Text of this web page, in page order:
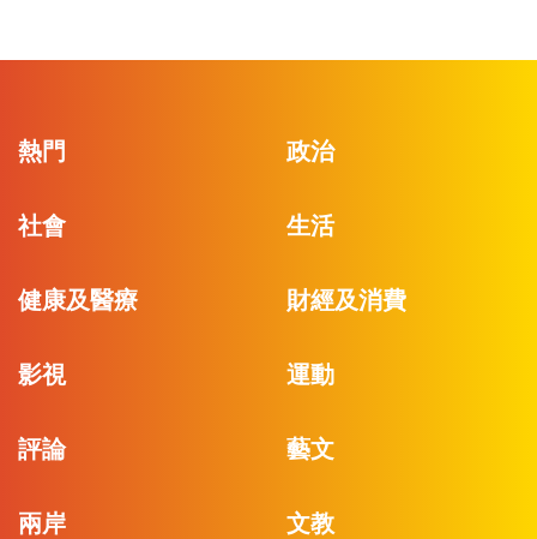
熱門 政治
社會 生活
健康及醫療 財經及消費
影視 運動
評論 藝文
兩岸 文教